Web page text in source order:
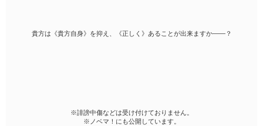
貴方は《貴方自身》を抑え、《正しく》あることが出来ますか――？
※誹謗中傷などは受け付けておりません。
※ノベマ！にも公開しています。